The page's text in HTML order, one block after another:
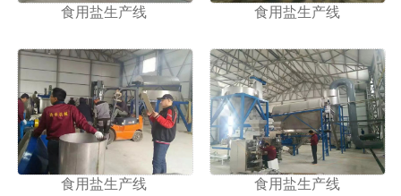
1 2
食用盐生产线 食用盐生产线
食用盐生产线 食用盐生产线